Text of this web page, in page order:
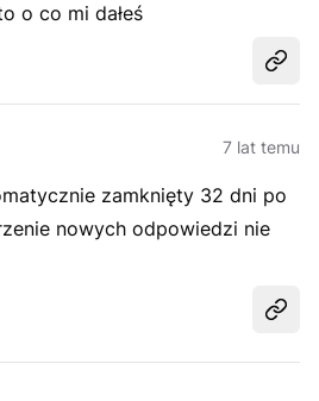
o co mi dałeś
7 lat temu
zamknięty 32 dni po
nowych odpowiedzi nie